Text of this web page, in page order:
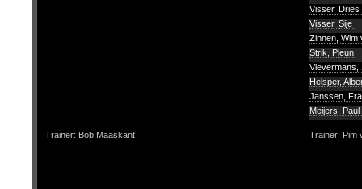
Visser, Dries
Visser, Sije
Zinnen, Wim
Strik, Pleun
Helsper,
Janssen,
Meijers, Paul
Trainer: Bob Maaskant Trainer: Pim